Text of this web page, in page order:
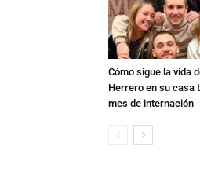
Cómo sigue la vida
Herrero en su casa
mes de internación